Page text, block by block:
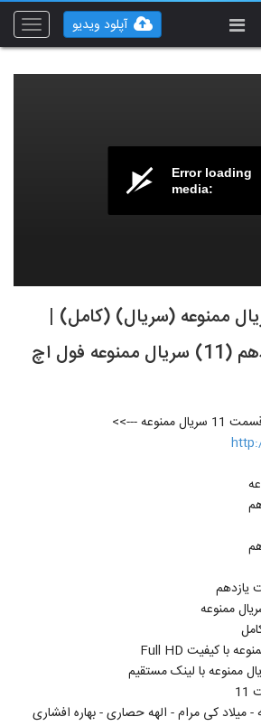
Toggle
آپلود ویدیو
Error loading
media:
ممنوعه (سريال) (کامل) |
دانلود قسمت يازدهم (11) سريال ممنوعه فول اچ
--->>
یازدهم
- میلاد کی مرام - الهه حصاری - بهاره افشاری